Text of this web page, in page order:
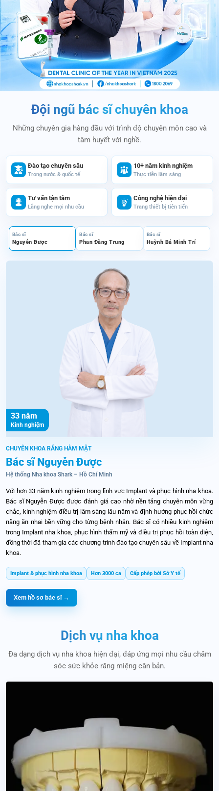
Đội ngũ bác sĩ chuyên khoa
Những chuyên gia hàng đầu với trình độ chuyên môn cao và
tâm huyết với nghề.
Đào tạo chuyên sâu
Trong nước & quốc tế
10+ năm kinh nghiệm
Thực tiễn lâm sàng
Tư vấn tận tâm
Lắng nghe mọi nhu cầu
Công nghệ hiện đại
Trang thiết bị tiên tiến
Bác sĩ
Nguyễn Được
Bác sĩ
Phan Đăng Trung
Bác sĩ
Huỳnh Bá Minh Trí
33 năm
Kinh nghiệm
CHUYÊN KHOA RĂNG HÀM MẶT
Bác sĩ Nguyễn Được
Hệ thống Nha khoa Shark – Hồ Chí Minh
Với hơn 33 năm kinh nghiệm trong lĩnh vực Implant và phục hình nha khoa.
Bác sĩ Nguyễn Được được đánh giá cao nhờ nền tảng chuyên môn vững
chắc, kinh nghiệm điều trị lâm sàng lâu năm và định hướng phục hồi chức
năng ăn nhai bền vững cho từng bệnh nhân. Bác sĩ có nhiều kinh nghiệm
trong Implant nha khoa, phục hình thẩm mỹ và điều trị phục hồi toàn diện,
đồng thời đã tham gia các chương trình đào tạo chuyên sâu về Implant nha
khoa.
Implant & phục hình nha khoa Hơn 3000 ca Cấp phép bởi Sở Y tế
Xem hồ sơ bác sĩ →
Dịch vụ nha khoa
Đa dạng dịch vụ nha khoa hiện đại, đáp ứng mọi nhu cầu chăm
sóc sức khỏe răng miệng căn bản.